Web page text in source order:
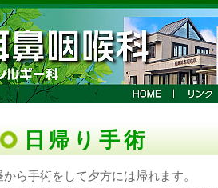
日帰り手術
から手術をして夕方には帰れます。